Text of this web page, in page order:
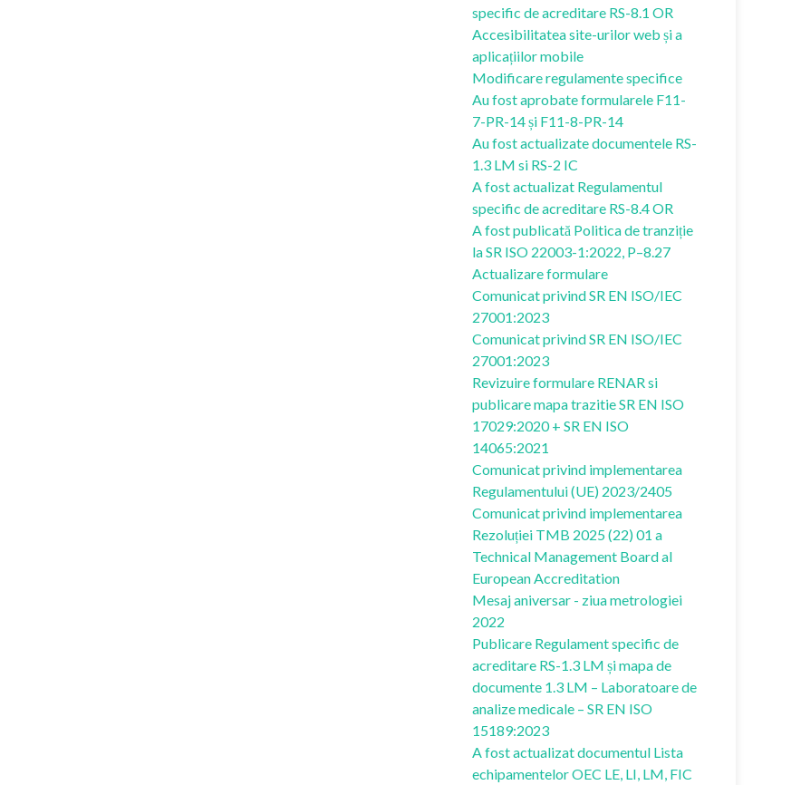
specific de acreditare RS-8.1 OR
Accesibilitatea site-urilor web și a
aplicațiilor mobile
Modificare regulamente specifice
Au fost aprobate formularele F11-
7-PR-14 și F11-8-PR-14
Au fost actualizate documentele RS-
1.3 LM si RS-2 IC
A fost actualizat Regulamentul
specific de acreditare RS-8.4 OR
A fost publicată Politica de tranziție
la SR ISO 22003-1:2022, P–8.27
Actualizare formulare
Comunicat privind SR EN ISO/IEC
27001:2023
Comunicat privind SR EN ISO/IEC
27001:2023
Revizuire formulare RENAR si
publicare mapa trazitie SR EN ISO
17029:2020 + SR EN ISO
14065:2021
Comunicat privind implementarea
Regulamentului (UE) 2023/2405
Comunicat privind implementarea
Rezoluției TMB 2025 (22) 01 a
Technical Management Board al
European Accreditation
Mesaj aniversar - ziua metrologiei
2022
Publicare Regulament specific de
acreditare RS-1.3 LM și mapa de
documente 1.3 LM – Laboratoare de
analize medicale – SR EN ISO
15189:2023
A fost actualizat documentul Lista
echipamentelor OEC LE, LI, LM, FIC